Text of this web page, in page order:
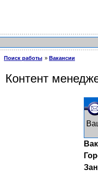
Поиск работы Вакансии
Контент